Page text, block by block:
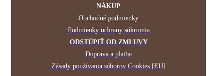
NÁKUP
Obchodné podmienky
Podmienky ochrany súkromia
ODSTÚPIŤ OD ZMLUVY
Doprava a platba
Zásady používania súborov Cookies [EU]